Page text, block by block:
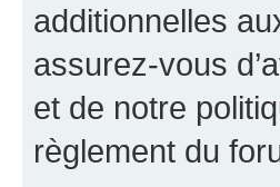
additionnelles
assurez-vous
et de notre
règlement du